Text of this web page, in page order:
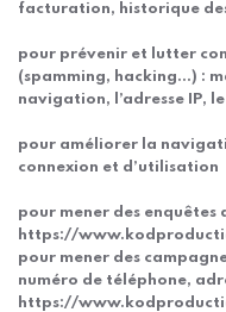
facturation, historique
pour prévenir et lutter
(spamming, hacking…) :
navigation, l’adresse IP,
pour améliorer la
connexion et d’utilisation
pour mener des
https://
pour mener des
numéro de téléphone,
https://